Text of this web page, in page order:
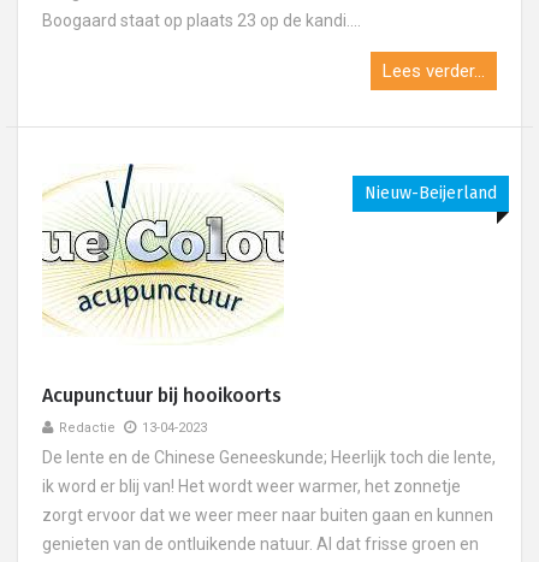
Boogaard staat op plaats 23 op de kandi....
Lees verder...
Nieuw-Beijerland
Acupunctuur bij hooikoorts
Redactie 13-04-2023
De lente en de Chinese Geneeskunde; Heerlijk toch die lente,
ik word er blij van! Het wordt weer warmer, het zonnetje
zorgt ervoor dat we weer meer naar buiten gaan en kunnen
genieten van de ontluikende natuur. Al dat frisse groen en